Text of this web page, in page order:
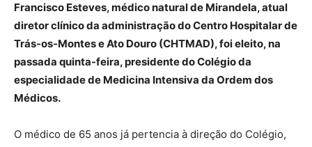
Francisco Esteves, médico natural de Mirandela, atual
diretor clínico da administração do Centro Hospitalar de
Trás-os-Montes e Ato Douro (CHTMAD), foi eleito, na
passada quinta-feira, presidente do Colégio da
especialidade de Medicina Intensiva da Ordem dos
Médicos.
O médico de 65 anos já pertencia à direção do Colégio,